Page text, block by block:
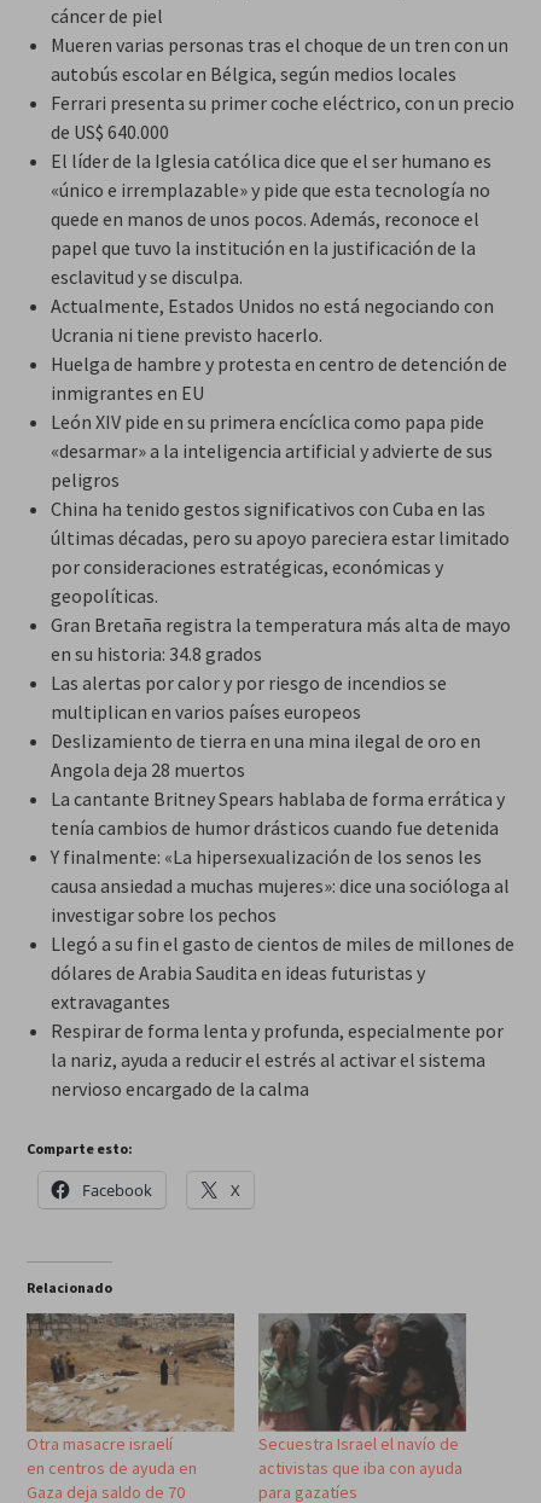
cáncer de piel
Mueren varias personas tras el choque de un tren con un
autobús escolar en Bélgica, según medios locales
Ferrari presenta su primer coche eléctrico, con un precio
de US$ 640.000
El líder de la Iglesia católica dice que el ser humano es
«único e irremplazable» y pide que esta tecnología no
quede en manos de unos pocos. Además, reconoce el
papel que tuvo la institución en la justificación de la
esclavitud y se disculpa.
Actualmente, Estados Unidos no está negociando con
Ucrania ni tiene previsto hacerlo.
Huelga de hambre y protesta en centro de detención de
inmigrantes en EU
León XIV pide en su primera encíclica como papa pide
«desarmar» a la inteligencia artificial y advierte de sus
peligros
China ha tenido gestos significativos con Cuba en las
últimas décadas, pero su apoyo pareciera estar limitado
por consideraciones estratégicas, económicas y
geopolíticas.
Gran Bretaña registra la temperatura más alta de mayo
en su historia: 34.8 grados
Las alertas por calor y por riesgo de incendios se
multiplican en varios países europeos
Deslizamiento de tierra en una mina ilegal de oro en
Angola deja 28 muertos
La cantante Britney Spears hablaba de forma errática y
tenía cambios de humor drásticos cuando fue detenida
Y finalmente: «La hipersexualización de los senos les
causa ansiedad a muchas mujeres»: dice una socióloga al
investigar sobre los pechos
Llegó a su fin el gasto de cientos de miles de millones de
dólares de Arabia Saudita en ideas futuristas y
extravagantes
Respirar de forma lenta y profunda, especialmente por
la nariz, ayuda a reducir el estrés al activar el sistema
nervioso encargado de la calma
Comparte esto:
Facebook X
Relacionado
Otra masacre israelí
en centros de ayuda en
Gaza deja saldo de 70
Secuestra Israel el navío de
activistas que iba con ayuda
para gazatíes